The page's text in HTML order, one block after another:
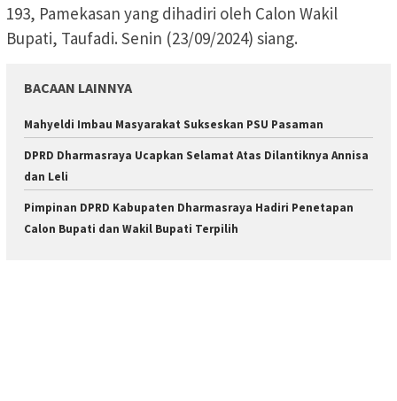
193, Pamekasan yang dihadiri oleh Calon Wakil
Bupati, Taufadi. Senin (23/09/2024) siang.
BACAAN LAINNYA
Mahyeldi Imbau Masyarakat Sukseskan PSU Pasaman
DPRD Dharmasraya Ucapkan Selamat Atas Dilantiknya Annisa
dan Leli
Pimpinan DPRD Kabupaten Dharmasraya Hadiri Penetapan
Calon Bupati dan Wakil Bupati Terpilih